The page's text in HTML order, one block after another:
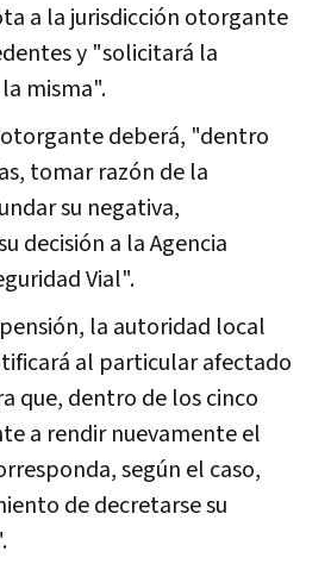
a la jurisdicción otorgante
y "solicitará la
misma".
otorgante deberá, "dentro
tomar razón de la
su negativa,
decisión a la Agencia
Vial".
la autoridad local
al particular afectado
que, dentro de los cinco
a rendir nuevamente el
según el caso,
de decretarse su